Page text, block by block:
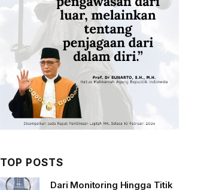
TOP POSTS
Dari Monitoring Hingga Titik